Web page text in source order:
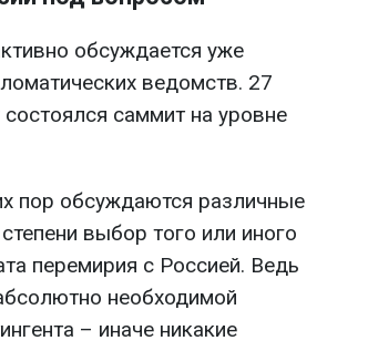
обсуждается уже
ведомств. 27
саммит на уровне
пор обсуждаются различные
выбор того или иного
перемирия с Россией. Ведь
необходимой
– иначе никакие